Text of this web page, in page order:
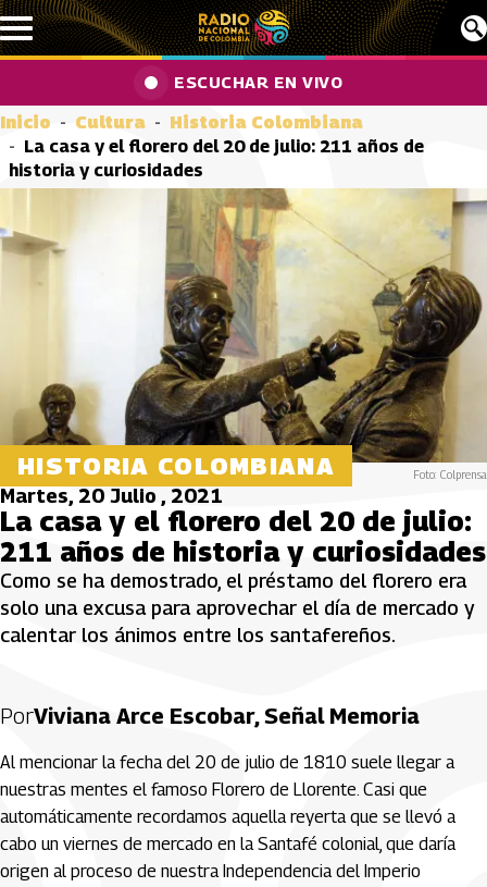
Pasar al contenido principal
ESCUCHAR EN VIVO
Inicio Cultura
Historia Colombiana
La casa y el florero del 20 de julio: 211 años de
historia y curiosidades
HISTORIA COLOMBIANA Foto: Colprensa
Martes, 20 Julio , 2021
La casa y el florero del 20 de julio:
211 años de historia y curiosidades
Como se ha demostrado, el préstamo del florero era
solo una excusa para aprovechar el día de mercado y
calentar los ánimos entre los santafereños.
PorViviana Arce Escobar, Señal Memoria
Al mencionar la fecha del 20 de julio de 1810 suele llegar a
nuestras mentes el famoso Florero de Llorente. Casi que
automáticamente recordamos aquella reyerta que se llevó a
cabo un viernes de mercado en la Santafé colonial, que daría
origen al proceso de nuestra Independencia del Imperio